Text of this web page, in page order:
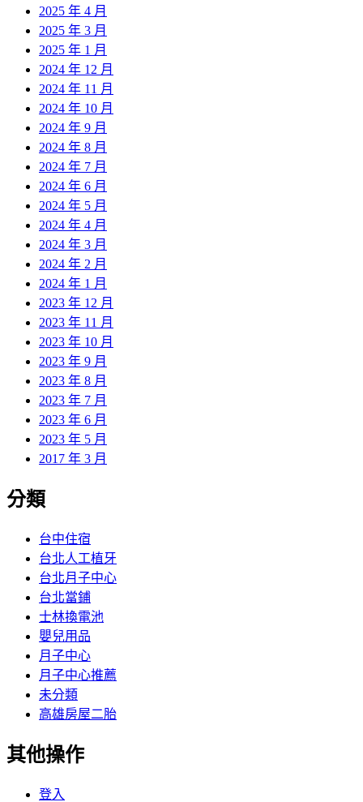
2025 年 4 月
2025 年 3 月
2025 年 1 月
2024 年 12 月
2024 年 11 月
2024 年 10 月
2024 年 9 月
2024 年 8 月
2024 年 7 月
2024 年 6 月
2024 年 5 月
2024 年 4 月
2024 年 3 月
2024 年 2 月
2024 年 1 月
2023 年 12 月
2023 年 11 月
2023 年 10 月
2023 年 9 月
2023 年 8 月
2023 年 7 月
2023 年 6 月
2023 年 5 月
2017 年 3 月
分類
台中住宿
台北人工植牙
台北月子中心
台北當鋪
士林換電池
嬰兒用品
月子中心
月子中心推薦
未分類
高雄房屋二胎
其他操作
登入